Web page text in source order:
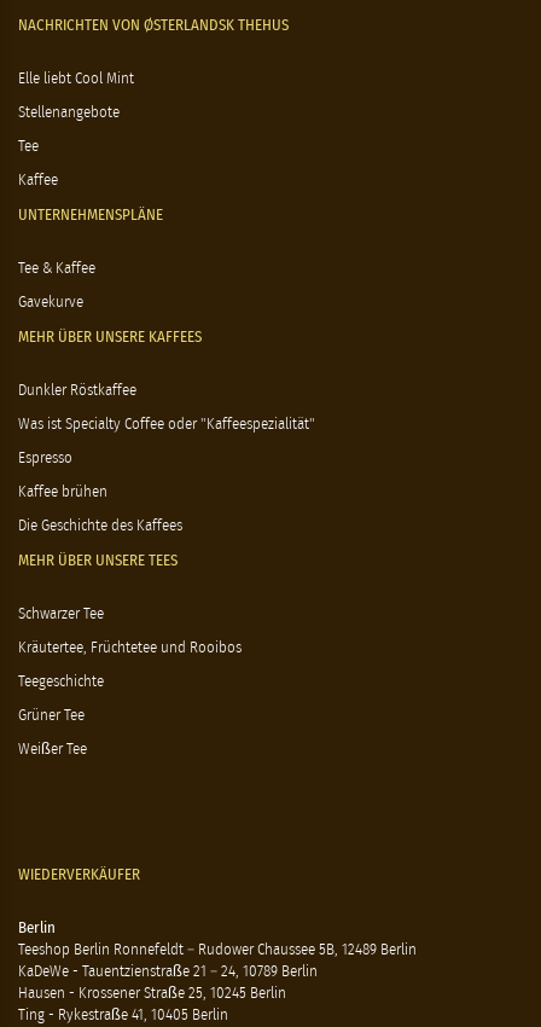
NACHRICHTEN VON ØSTERLANDSK THEHUS
Elle liebt Cool Mint
Stellenangebote
Tee
Kaffee
UNTERNEHMENSPLÄNE
Tee & Kaffee
Gavekurve
MEHR ÜBER UNSERE KAFFEES
Dunkler Röstkaffee
Was ist Specialty Coffee oder "Kaffeespezialität"
Espresso
Kaffee brühen
Die Geschichte des Kaffees
MEHR ÜBER UNSERE TEES
Schwarzer Tee
Kräutertee, Früchtetee und Rooibos
Teegeschichte
Grüner Tee
Weißer Tee
WIEDERVERKÄUFER
Berlin
Teeshop Berlin Ronnefeldt – Rudower Chaussee 5B, 12489 Berlin
KaDeWe - Tauentzienstraße 21 – 24, 10789 Berlin
Hausen - Krossener Straße 25, 10245 Berlin
Ting - Rykestraße 41, 10405 Berlin